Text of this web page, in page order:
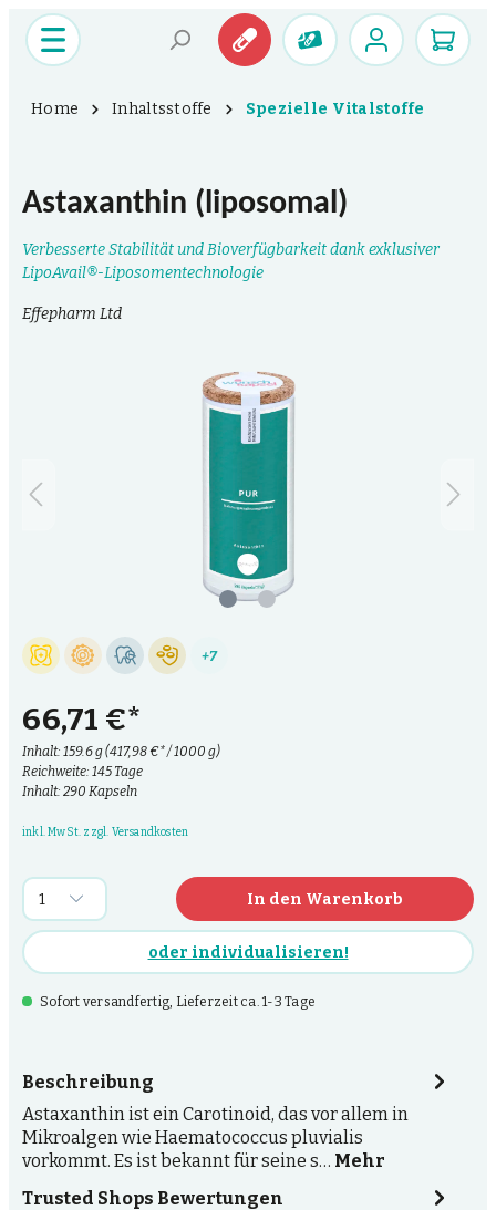
Home Inhaltsstoffe Spezielle Vitalstoffe
Astaxanthin (liposomal)
Verbesserte Stabilität und Bioverfügbarkeit dank exklusiver
LipoAvail®-Liposomentechnologie
Effepharm Ltd
+7
66,71 €*
Inhalt: 159.6 g(417,98 €* / 1000 g)
Reichweite: 145 Tage
Inhalt: 290 Kapseln
inkl. MwSt. zzgl. Versandkosten
In den Warenkorb
oder individualisieren!
Sofort versandfertig, Lieferzeit ca. 1-3 Tage
Beschreibung
Astaxanthin ist ein Carotinoid, das vor allem in
Mikroalgen wie Haematococcus pluvialis
vorkommt. Es ist bekannt für seine s… Mehr
Trusted Shops Bewertungen